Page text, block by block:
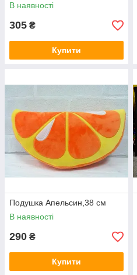
В наявності
305 ₴
Купити
Подушка Апельсин,38 см
В наявності
290 ₴
Купити